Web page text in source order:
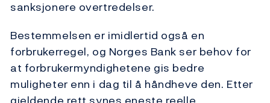
sanksjonere overtredelser.
Bestemmelsen er imidlertid også en
forbrukerregel, og Norges Bank ser behov for
at forbrukermyndighetene gis bedre
muligheter enn i dag til å håndheve den. Etter